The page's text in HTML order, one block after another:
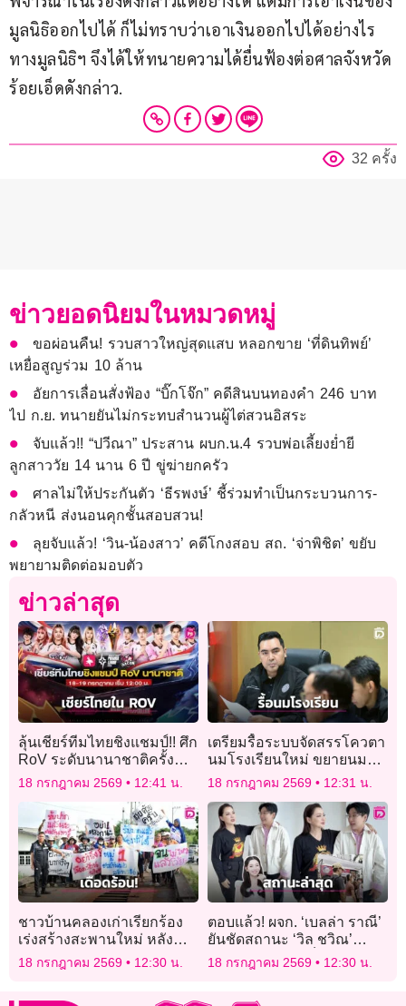
มูลนิธิออกไปได้ ก็ไม่ทราบว่าเอาเงินออกไปได้อย่างไร
ทางมูลนิธิฯ จึงได้ให้ทนายความได้ยื่นฟ้องต่อศาลจังหวัด
ร้อยเอ็ดดังกล่าว.
32 ครั้ง
ข่าวยอดนิยมในหมวดหมู่
ขอผ่อนคืน! รวบสาวใหญ่สุดแสบ หลอกขาย ‘ที่ดินทิพย์’
เหยื่อสูญร่วม 10 ล้าน
อัยการเลื่อนสั่งฟ้อง “บิ๊กโจ๊ก” คดีสินบนทองคำ 246 บาท
ไป ก.ย. ทนายยันไม่กระทบสำนวนผู้ไต่สวนอิสระ
จับแล้ว!! “ปวีณา” ประสาน ผบก.น.4 รวบพ่อเลี้ยงย่ำยี
ลูกสาววัย 14 นาน 6 ปี ขู่ฆ่ายกครัว
ศาลไม่ให้ประกันตัว ‘ธีรพงษ์’ ชี้ร่วมทำเป็นกระบวนการ-
กลัวหนี ส่งนอนคุกชั้นสอบสวน!
ลุยจับแล้ว! ‘วิน-น้องสาว’ คดีโกงสอบ สถ. ‘จ่าพิชิต’ ขยับ
พยายามติดต่อมอบตัว
ข่าวล่าสุด
ลุ้นเชียร์ทีมไทยชิงแชมป์!! ศึก
RoV ระดับนานาชาติครั้ง
ใหญ่แห่งปี “APL 2026”
18 กรกฎาคม 2569 12:41 น.
เตรียมรื้อระบบจัดสรรโควตา
นมโรงเรียนใหม่ ขยายนมฟรี
ถึง ม.3
18 กรกฎาคม 2569 12:31 น.
ชาวบ้านคลองเก่าเรียกร้อง
เร่งสร้างสะพานใหม่ หลัง
ล่าช้านานนับเดือนส่งผลกระ
ทบเศรษฐกิจในพื้นที่
18 กรกฎาคม 2569 12:30 น.
ตอบแล้ว! ผจก. ‘เบลล่า ราณี’
ยันชัดสถานะ ‘วิล ชวิณ’
ล่าสุด หลังมีคนเห็นควงคู่สวี
ทสิงคโปร์
18 กรกฎาคม 2569 12:30 น.